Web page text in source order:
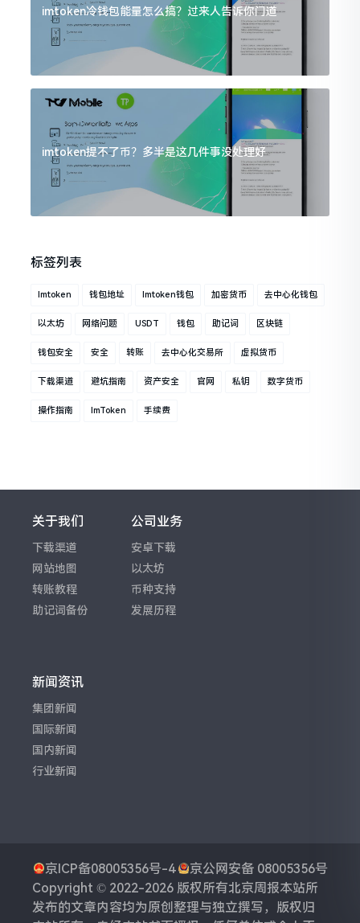
imtoken冷钱包能量怎么搞？过来人告诉你门道
imtoken提不了币？多半是这几件事没处理好
标签列表
Imtoken 钱包地址 Imtoken钱包 加密货币 去中心化钱包
以太坊 网络问题 USDT 钱包 助记词 区块链
钱包安全 安全 转账 去中心化交易所 虚拟货币
下载渠道 避坑指南 资产安全 官网 私钥 数字货币
操作指南 ImToken 手续费
关于我们
下载渠道
网站地图
转账教程
助记词备份
公司业务
安卓下载
以太坊
币种支持
发展历程
新闻资讯
集团新闻
国际新闻
国内新闻
行业新闻
京ICP备08005356号-4
京公网安备 08005356号
Copyright © 2022-2026 版权所有北京周报本站所
发布的文章内容均为原创整理与独立撰写，版权归